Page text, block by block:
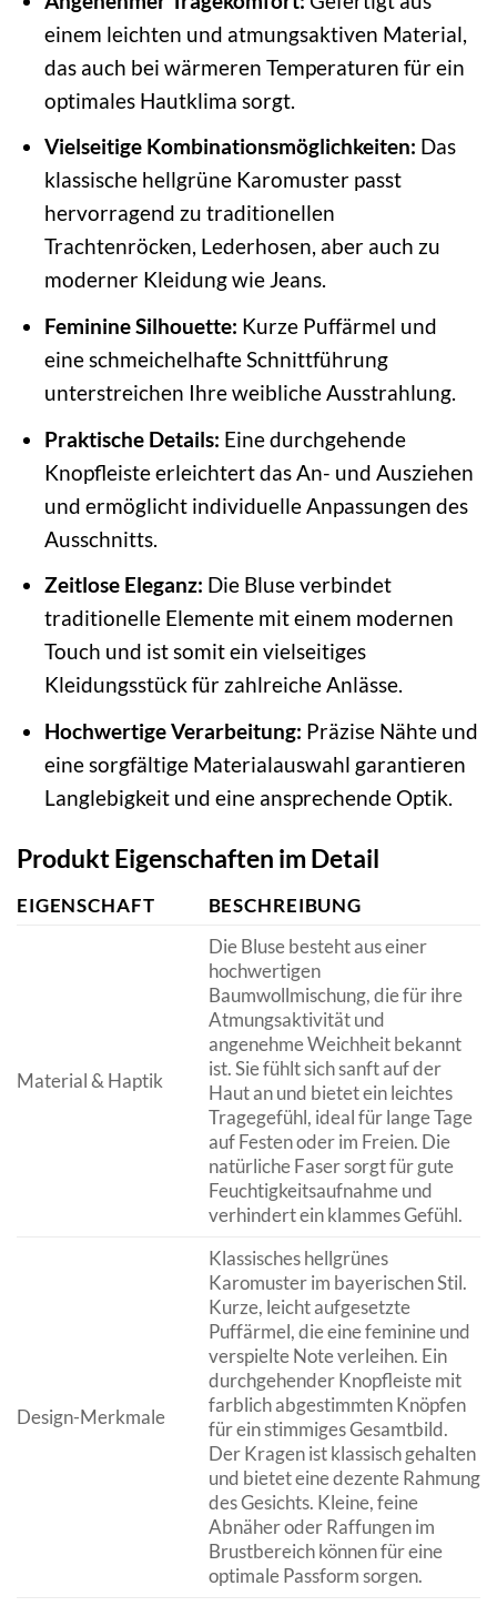
einem leichten und atmungsaktiven Material,
das auch bei wärmeren Temperaturen für ein
optimales Hautklima sorgt.
Vielseitige Kombinationsmöglichkeiten: Das
klassische hellgrüne Karomuster passt
hervorragend zu traditionellen
Trachtenröcken, Lederhosen, aber auch zu
moderner Kleidung wie Jeans.
Feminine Silhouette: Kurze Puffärmel und
eine schmeichelhafte Schnittführung
unterstreichen Ihre weibliche Ausstrahlung.
Praktische Details: Eine durchgehende
Knopfleiste erleichtert das An- und Ausziehen
und ermöglicht individuelle Anpassungen des
Ausschnitts.
Zeitlose Eleganz: Die Bluse verbindet
traditionelle Elemente mit einem modernen
Touch und ist somit ein vielseitiges
Kleidungsstück für zahlreiche Anlässe.
Hochwertige Verarbeitung: Präzise Nähte und
eine sorgfältige Materialauswahl garantieren
Langlebigkeit und eine ansprechende Optik.
Produkt Eigenschaften im Detail
EIGENSCHAFT BESCHREIBUNG
Material & Haptik
Die Bluse besteht aus einer
hochwertigen
Baumwollmischung, die für ihre
Atmungsaktivität und
angenehme Weichheit bekannt
ist. Sie fühlt sich sanft auf der
Haut an und bietet ein leichtes
Tragegefühl, ideal für lange Tage
auf Festen oder im Freien. Die
natürliche Faser sorgt für gute
Feuchtigkeitsaufnahme und
verhindert ein klammes Gefühl.
Design-Merkmale
Klassisches hellgrünes
Karomuster im bayerischen Stil.
Kurze, leicht aufgesetzte
Puffärmel, die eine feminine und
verspielte Note verleihen. Ein
durchgehender Knopfleiste mit
farblich abgestimmten Knöpfen
für ein stimmiges Gesamtbild.
Der Kragen ist klassisch gehalten
und bietet eine dezente Rahmung
des Gesichts. Kleine, feine
Abnäher oder Raffungen im
Brustbereich können für eine
optimale Passform sorgen.